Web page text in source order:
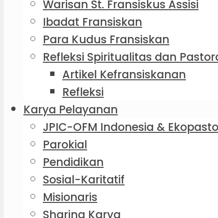
Warisan St. Fransiskus Assisi
Ibadat Fransiskan
Para Kudus Fransiskan
Refleksi Spiritualitas dan
Artikel Kefransiskanan
Refleksi
Karya Pelayanan
JPIC-OFM Indonesia &
Parokial
Pendidikan
Sosial-Karitatif
Misionaris
Sharing Karya